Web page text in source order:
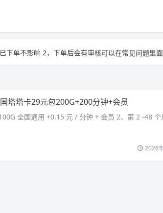
下单不影响 2，下单后会有审核可以在常见问题里
下单不影响 2，下单后会有审核可以在常见问题里
塔塔卡29元包200G+200分钟+会员
全国通用 +0.15 元 / 分钟 + 会员 2、第 2 -48
2026